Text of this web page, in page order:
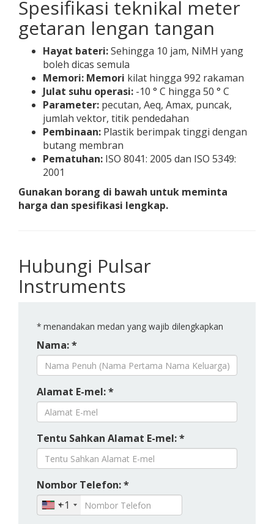
Spesifikasi teknikal meter
getaran lengan tangan
Hayat bateri:Sehingga 10 jam, NiMH yang
boleh dicas semula
Memori: Memori kilat hingga 992 rakaman
Julat suhu operasi: -10 ° C hingga 50 ° C
Parameter: pecutan, Aeq, Amax, puncak,
jumlah vektor, titik pendedahan
Pembinaan: Plastik berimpak tinggi dengan
butang membran
Pematuhan: ISO 8041: 2005 dan ISO 5349:
2001
Gunakan borang di bawah untuk meminta
harga dan spesifikasi lengkap.
Hubungi Pulsar
Instruments
* menandakan medan yang wajib dilengkapkan
Nama: *
Alamat E-mel: *
Tentu Sahkan Alamat E-mel: *
Nombor Telefon: *
+1